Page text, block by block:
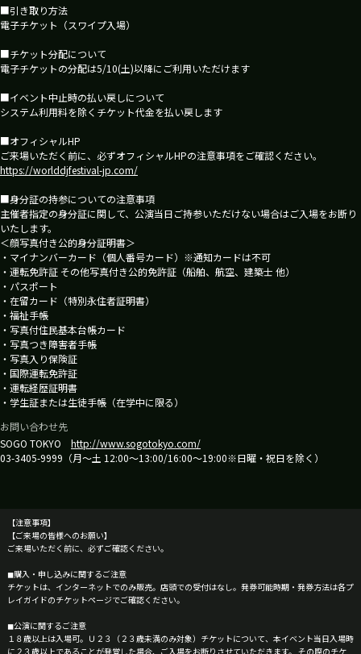
■引き取り方法
電子チケット（スワイプ入場）
■チケット分配について
電子チケットの分配は5/10(土)以降にご利用いただけます
■イベント中止時の払い戻しについて
システム利用料を除くチケット代金を払い戻します
■オフィシャルHP
ご来場いただく前に、必ずオフィシャルHPの注意事項をご確認ください。
https://worlddjfestival-jp.com/
■身分証の持参についての注意事項
主催者指定の身分証に関して、公演当日ご持参いただけない場合はご入場をお断り
いたします。
＜顔写真付き公的身分証明書＞
・マイナンバーカード（個人番号カード）※通知カードは不可
・運転免許証 その他写真付き公的免許証（船舶、航空、建築士 他）
・パスポート
・在留カード（特別永住者証明書）
・福祉手帳
・写真付住民基本台帳カード
・写真つき障害者手帳
・写真入り保険証
・国際運転免許証
・運転経歴証明書
・学生証または生徒手帳（在学中に限る）
お問い合わせ先
SOGO TOKYO http://www.sogotokyo.com/
03-3405-9999（月〜土 12:00〜13:00/16:00〜19:00※日曜・祝日を除く）
【注意事項】
【ご来場の皆様へのお願い】
ご来場いただく前に、必ずご確認ください。
◼購入・申し込みに関するご注意
チケットは、インターネットでのみ販売。店頭での受付はなし。発券可能時期・発券方法は各プ
レイガイドのチケットページでご確認ください。
◼公演に関するご注意
１８歳以上は入場可。Ｕ２３（２３歳未満のみ対象）チケットについて、本イベント当日入場時
に２３歳以上であることが発覚した場合、ご入場をお断りさせていただきます。 その際のチケ